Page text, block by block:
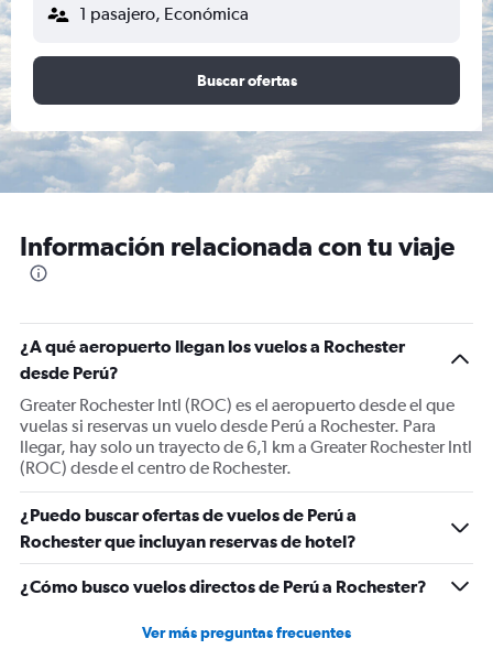
1 pasajero, Económica
Buscar ofertas
Información relacionada con tu viaje
¿A qué aeropuerto llegan los vuelos a Rochester
desde Perú?
Greater Rochester Intl (ROC) es el aeropuerto desde el que
vuelas si reservas un vuelo desde Perú a Rochester. Para
llegar, hay solo un trayecto de 6,1 km a Greater Rochester Intl
(ROC) desde el centro de Rochester.
¿Puedo buscar ofertas de vuelos de Perú a
Rochester que incluyan reservas de hotel?
¿Cómo busco vuelos directos de Perú a Rochester?
Ver más preguntas frecuentes